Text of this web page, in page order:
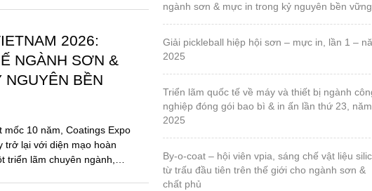
2026:
NGÀNH SƠN &
NGUYÊN BỀN
10 năm, Coatings Expo
trở lại với diện mạo hoàn
triển lãm chuyên ngành,
ngành sơn & mực in trong kỷ nguyên bền vững
giải pickleball hiệp hội sơn – mực in, lần 1 – năm
2025
triển lãm quốc tế về máy và thiết bị ngành công
nghiệp đóng gói bao bì & in ấn lần thứ 23, năm
2025
by-o-coat – hội viên vpia, sáng chế vật liệu silica
từ trấu đầu tiên trên thế giới cho ngành sơn &
chất phủ